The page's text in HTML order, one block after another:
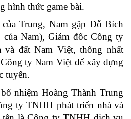
hình thức game bài.
Trung, Nam gặp Đỗ Bích
Nam), Giám đốc Công ty
và đất Nam Việt, thống nhất
ty Nam Việt để xây dựng
tuyến.
nhiệm Hoàng Thành Trung
ty TNHH phát triển nhà và